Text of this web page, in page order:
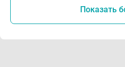
Показать